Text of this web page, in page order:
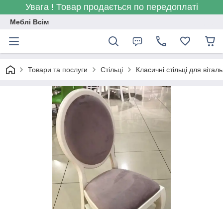
Увага ! Товар продається по передоплаті
Меблі Всім
Товари та послуги Стільці Класичні стільці для